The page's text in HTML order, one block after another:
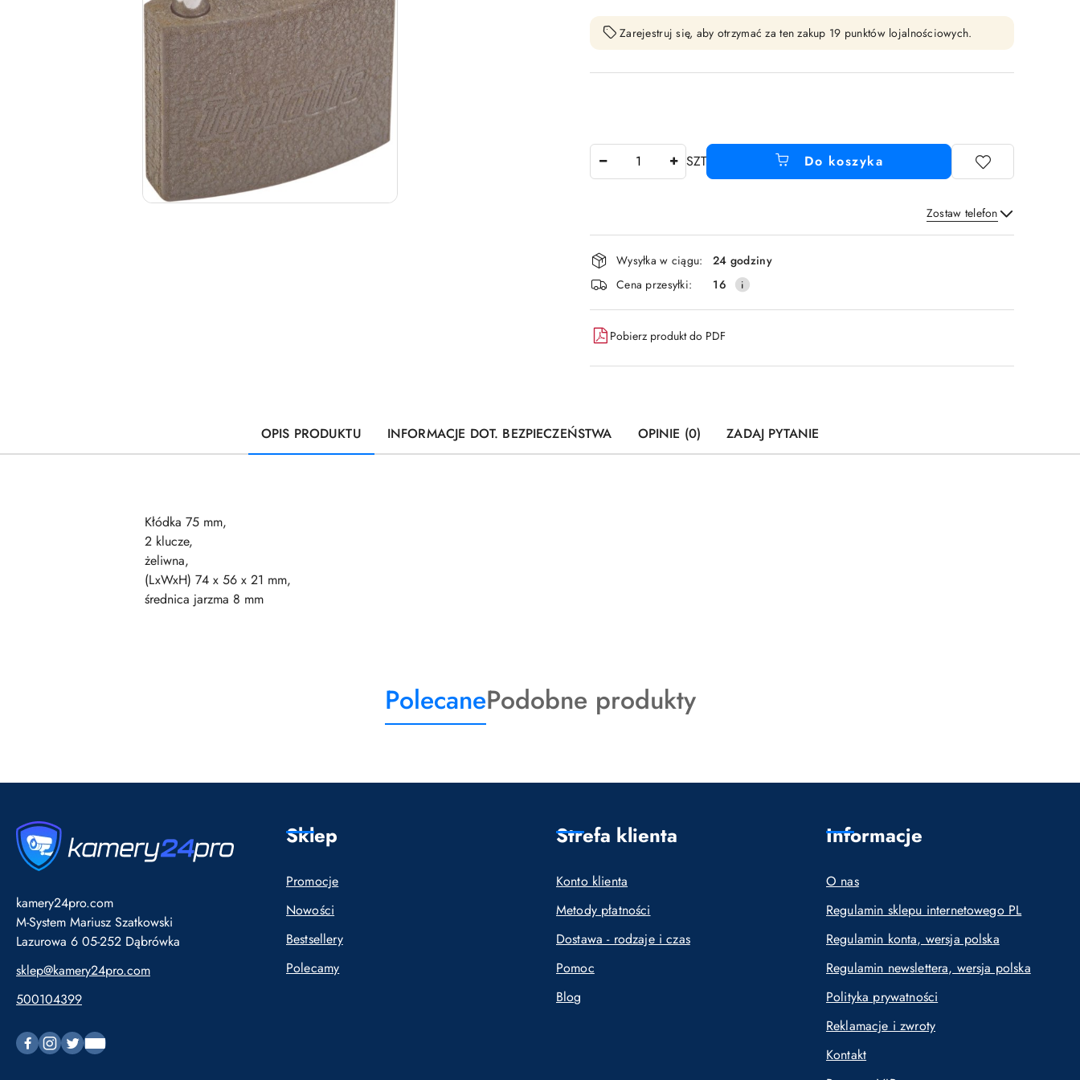
Zarejestruj się, aby otrzymać za ten zakup 19 punktów lojalnościowych.
SZT Do koszyka
Zostaw telefon
Wyślij
Dostępność
i
dostawa
Wysyłka w ciągu:
24 godziny
Cena przesyłki:
16
Pobierz produkt do PDF
OPIS PRODUKTU INFORMACJE DOT. BEZPIECZEŃSTWA OPINIE (0) ZADAJ PYTANIE
Kłódka 75 mm,
2 klucze,
żeliwna,
(LxWxH) 74 x 56 x 21 mm,
średnica jarzma 8 mm
Produkty
o
PolecaneProdukty
o
Podobne produkty
kamery24pro.com
M-System Mariusz Szatkowski
Lazurowa 6 05-252 Dąbrówka
sklep@kamery24pro.com
500104399
Sklep
Promocje
Nowości
Bestsellery
Polecamy
Strefa klienta
Konto klienta
Metody płatności
Dostawa - rodzaje i czas
Pomoc
Blog
Informacje
O nas
Regulamin sklepu internetowego PL
Regulamin konta, wersja polska
Regulamin newslettera, wersja polska
Polityka prywatności
Reklamacje i zwroty
Kontakt